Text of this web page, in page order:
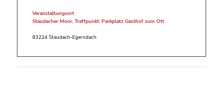
Veranstaltungsort
Staudacher Moor, Treffpunkt: Parkplatz Gasthof zum Ott
83224 Staudach-Egerndach